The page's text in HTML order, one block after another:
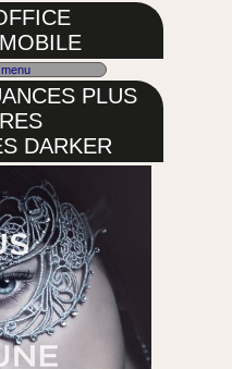
PLUS
DARKER